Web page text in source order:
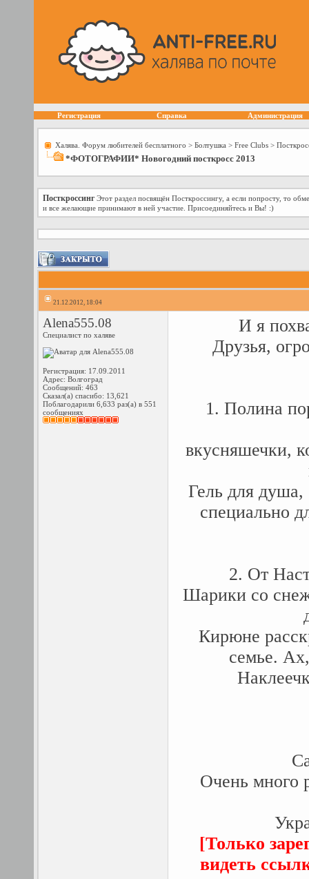
Регистрация Справка Администрация
Халява. Форум любителей бесплатного > Болтушка > Free Сlubs >
*ФОТОГРАФИИ* Новогодний посткросс 2013
Посткроссинг Этот раздел посвящён Посткроссингу, а если попросту, то
и все желающие принимают в ней участие. Присоединяйтесь и Вы! :)
21.12.2012, 18:04
Alena555.08
Специалист по халяве
Регистрация: 17.09.2011
Адрес: Волгоград
Сообщений: 463
Сказал(а) спасибо: 13,621
Поблагодарили 6,633 раз(а) в 551
сообщениях
И я
Друзья,
1. Полина
вкусняшечки,
Гель для душа,
специально
2. От
Шарики со
Кирюне
семье.
Очень много
[Только
видеть